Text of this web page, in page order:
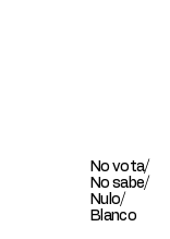
No vota/
No sabe/
Nulo/
Blanco